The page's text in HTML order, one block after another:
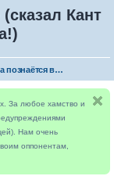
Кант
«Истина познаётся в браке!» (сказал Кант избежавший Брака!)
За любое хамство и
Нам очень
оппонентам,